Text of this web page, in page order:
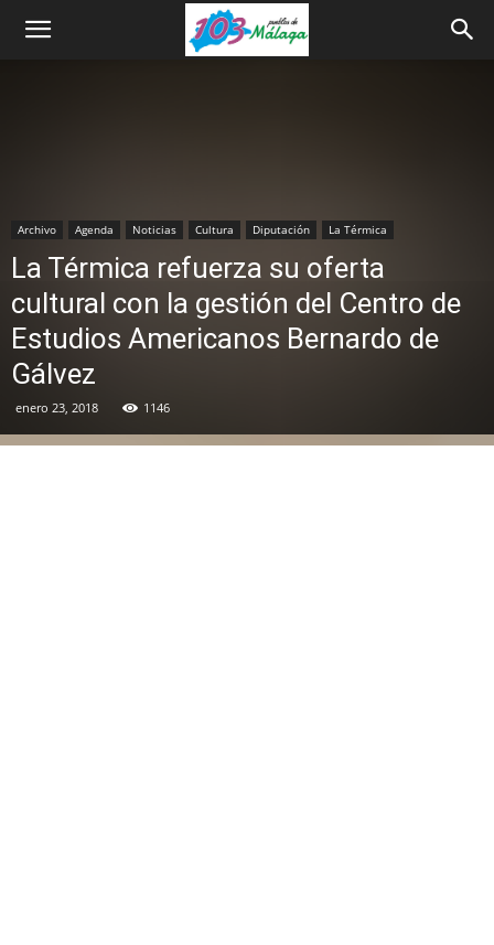
Archivo Agenda Noticias Cultura Diputación La Térmica
La Térmica refuerza su oferta
cultural con la gestión del Centro de
Estudios Americanos Bernardo de
Gálvez
enero 23, 2018 1146